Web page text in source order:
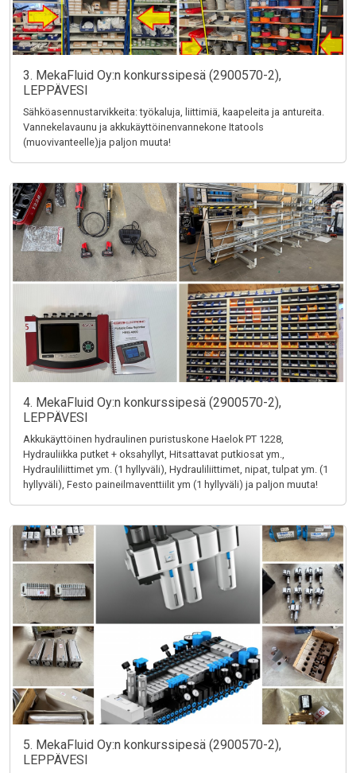
3. MekaFluid Oy:n konkurssipesä (2900570-2),
LEPPÄVESI
Sähköasennustarvikkeita: työkaluja, liittimiä, kaapeleita ja antureita.
Vannekelavaunu ja akkukäyttöinenvannekone Itatools
(muovivanteelle)ja paljon muuta!
4. MekaFluid Oy:n konkurssipesä (2900570-2),
LEPPÄVESI
Akkukäyttöinen hydraulinen puristuskone Haelok PT 1228,
Hydrauliikka putket + oksahyllyt, Hitsattavat putkiosat ym.,
Hydrauliliittimet ym. (1 hyllyväli), Hydrauliliittimet, nipat, tulpat ym. (1
hyllyväli), Festo paineilmaventtiilit ym (1 hyllyväli) ja paljon muuta!
5. MekaFluid Oy:n konkurssipesä (2900570-2),
LEPPÄVESI